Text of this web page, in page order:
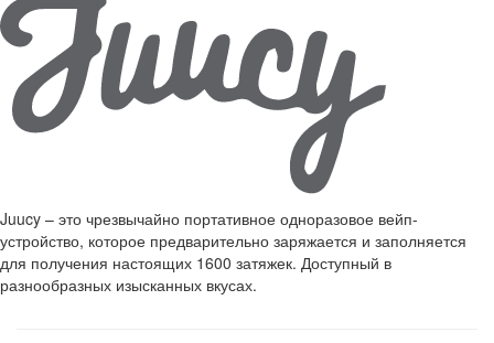
Juucy – это чрезвычайно портативное одноразовое вейп-
устройство, которое предварительно заряжается и заполняется
для получения настоящих 1600 затяжек. Доступный в
разнообразных изысканных вкусах.